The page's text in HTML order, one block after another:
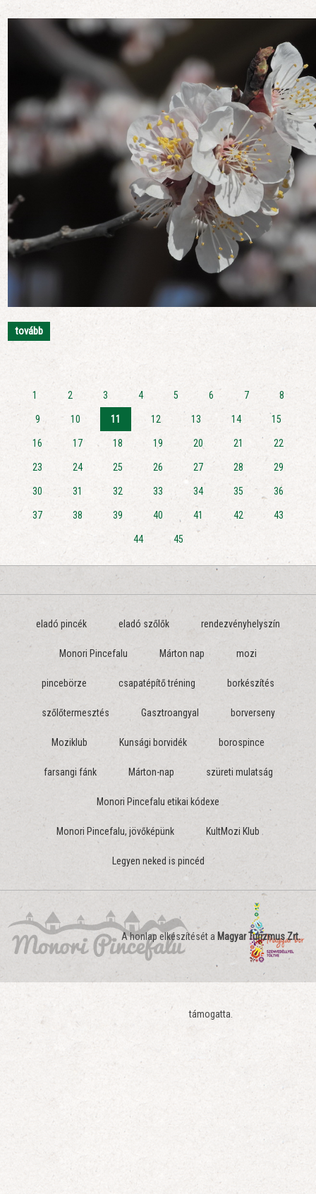
tovább
1 2 3 4 5 6 7 8
9 10 11 12 13 14 15
16 17 18 19 20 21 22
23 24 25 26 27 28 29
30 31 32 33 34 35 36
37 38 39 40 41 42 43
44 45
eladó pincék eladó szőlők rendezvényhelyszín
Monori Pincefalu Márton nap mozi
pincebörze csapatépítő tréning borkészítés
szőlőtermesztés Gasztroangyal borverseny
Moziklub Kunsági borvidék borospince
farsangi fánk Márton-nap szüreti mulatság
Monori Pincefalu etikai kódexe
Monori Pincefalu, jövőképünk KultMozi Klub
Legyen neked is pincéd
A honlap elkészítését a Magyar Turizmus Zrt.
támogatta.